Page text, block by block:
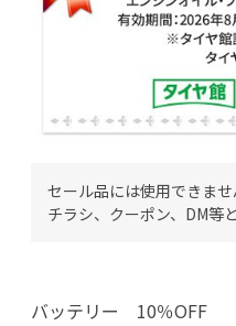
セール品には使用できませ
チラシ、クーポン、DM等
バッテリー 10％OFF